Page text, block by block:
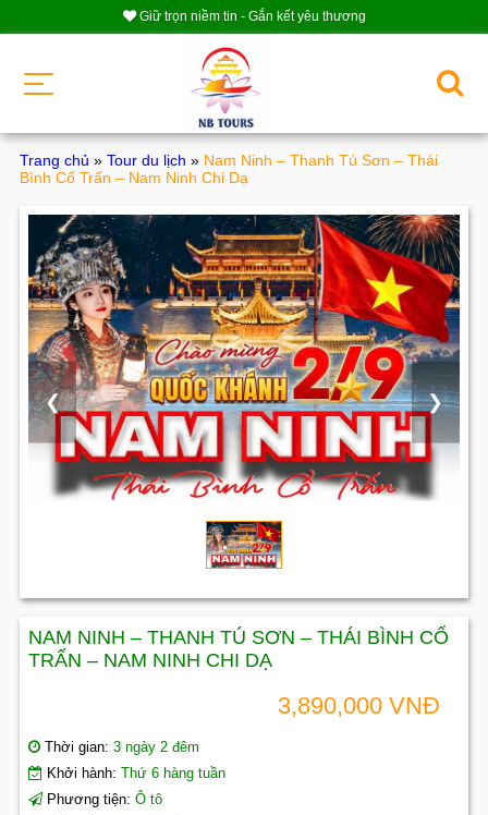
Giữ trọn niềm tin - Gắn kết yêu thương
Trang chủ » Tour du lịch » Nam Ninh – Thanh Tú Sơn – Thái
Bình Cổ Trấn – Nam Ninh Chi Dạ
❮ ❯
NAM NINH – THANH TÚ SƠN – THÁI BÌNH CỔ
TRẤN – NAM NINH CHI DẠ
3,890,000 VNĐ
Thời gian:3 ngày 2 đêm
Khởi hành:Thứ 6 hàng tuần
Phương tiện:Ô tô